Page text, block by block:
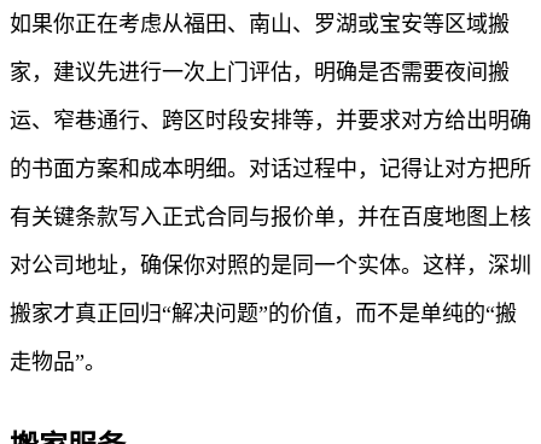
如果你正在考虑从福田、南山、罗湖或宝安等区域搬
家，建议先进行一次上门评估，明确是否需要夜间搬
运、窄巷通行、跨区时段安排等，并要求对方给出明确
的书面方案和成本明细。对话过程中，记得让对方把所
有关键条款写入正式合同与报价单，并在百度地图上核
对公司地址，确保你对照的是同一个实体。这样，深圳
搬家才真正回归“解决问题”的价值，而不是单纯的“搬
走物品”。